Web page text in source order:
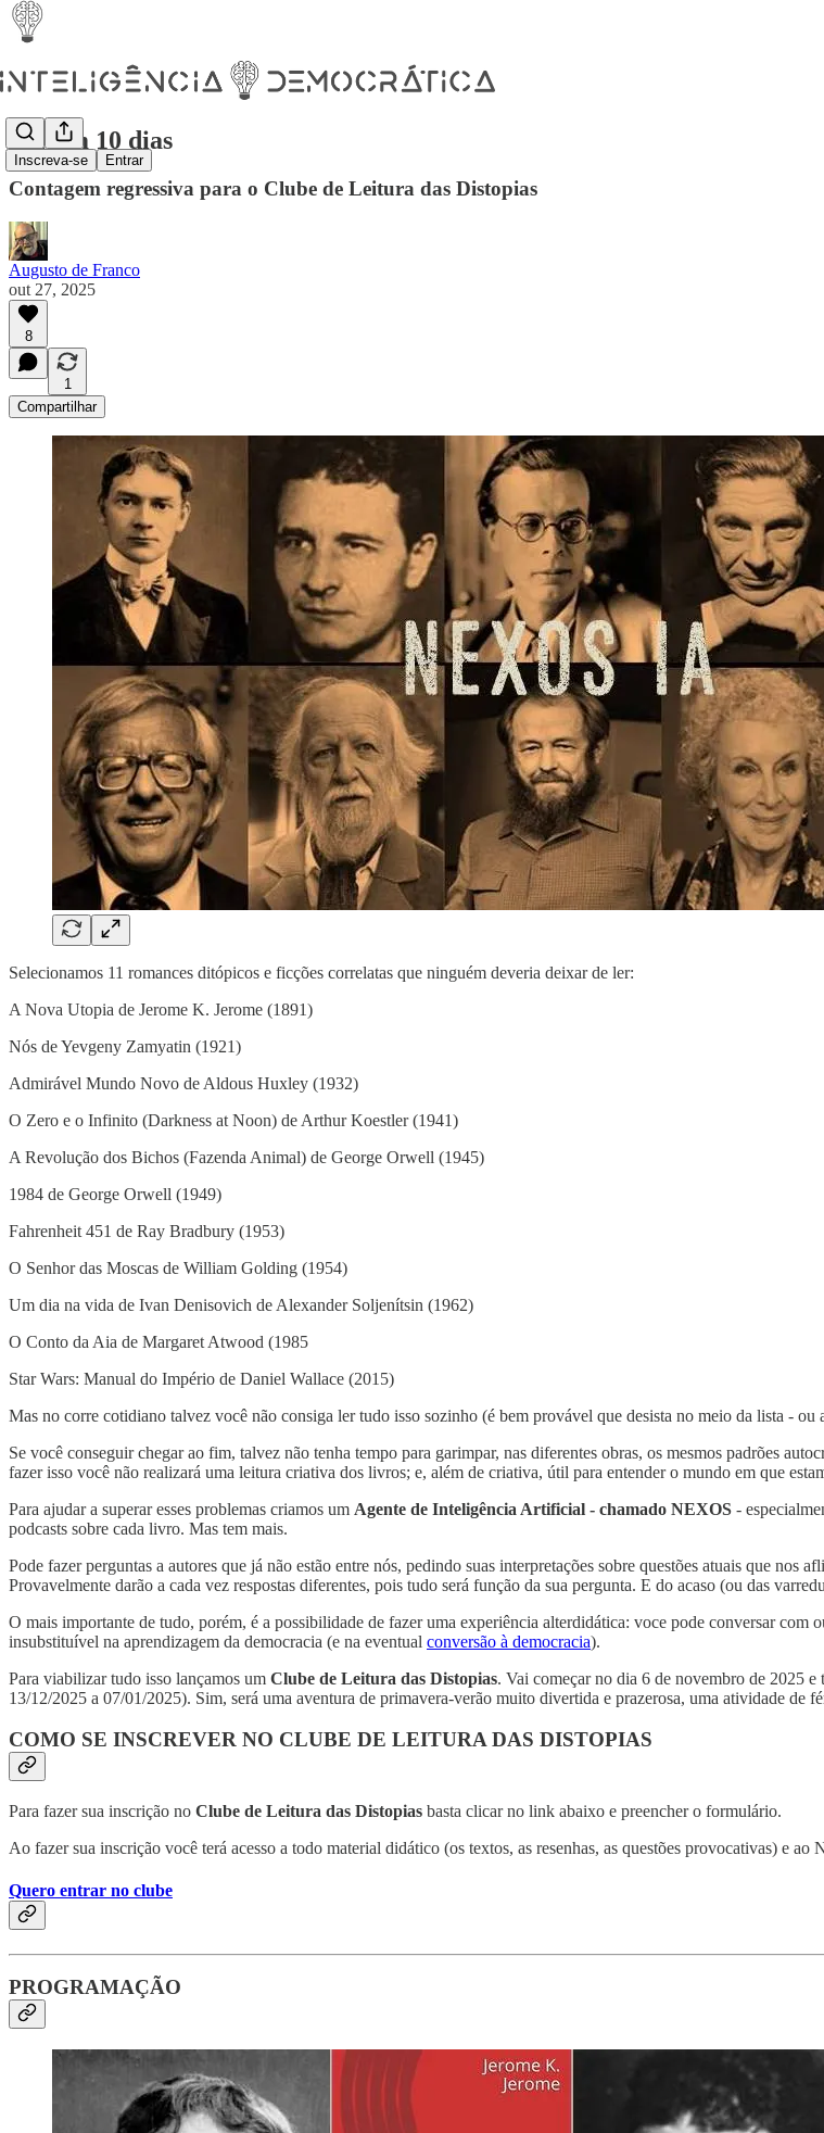
Inscreva-se Entrar
Faltam 10 dias
Contagem regressiva para o Clube de Leitura das Distopias
Augusto de Franco
out 27, 2025
8
1
Compartilhar
Selecionamos 11 romances ditópicos e ficções correlatas que ninguém deveria deixar de ler:
A Nova Utopia de Jerome K. Jerome (1891)
Nós de Yevgeny Zamyatin (1921)
Admirável Mundo Novo de Aldous Huxley (1932)
O Zero e o Infinito (Darkness at Noon) de Arthur Koestler (1941)
A Revolução dos Bichos (Fazenda Animal) de George Orwell (1945)
1984 de George Orwell (1949)
Fahrenheit 451 de Ray Bradbury (1953)
O Senhor das Moscas de William Golding (1954)
Um dia na vida de Ivan Denisovich de Alexander Soljenítsin (1962)
O Conto da Aia de Margaret Atwood (1985
Star Wars: Manual do Império de Daniel Wallace (2015)
Mas no corre cotidiano talvez você não consiga ler tudo isso sozinho (é bem provável que desista no meio da lista - ou
Se você conseguir chegar ao fim, talvez não tenha tempo para garimpar, nas diferentes obras, os mesmos padrões
fazer isso você não realizará uma leitura criativa dos livros; e, além de criativa, útil para entender o mundo em que
Para ajudar a superar esses problemas criamos um Agente de Inteligência Artificial - chamado NEXOS -
podcasts sobre cada livro. Mas tem mais.
Pode fazer perguntas a autores que já não estão entre nós, pedindo suas interpretações sobre questões atuais que nos
Provavelmente darão a cada vez respostas diferentes, pois tudo será função da sua pergunta. E do acaso (ou das
O mais importante de tudo, porém, é a possibilidade de fazer uma experiência alterdidática: voce pode conversar com
insubstituível na aprendizagem da democracia (e na eventual conversão à democracia).
Para viabilizar tudo isso lançamos um Clube de Leitura das Distopias. Vai começar no dia 6 de novembro de 2025
13/12/2025 a 07/01/2025). Sim, será uma aventura de primavera-verão muito divertida e prazerosa, uma atividade de
COMO SE INSCREVER NO CLUBE DE LEITURA DAS DISTOPIAS
Para fazer sua inscrição no Clube de Leitura das Distopias basta clicar no link abaixo e preencher o formulário.
Ao fazer sua inscrição você terá acesso a todo material didático (os textos, as resenhas, as questões provocativas) e
Quero entrar no clube
PROGRAMAÇÃO